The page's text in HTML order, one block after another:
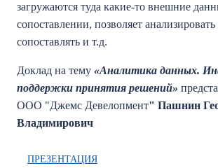
загружаются туда какие-то внешние
сопоставлении, позволяет
сопоставлять и т.д.
Доклад на тему «Аналитика данных.
поддержки принятия решений»
ООО "Джемс Девелопмент" Пашнин
Владимирович
ПРЕЗЕНТАЦИЯ